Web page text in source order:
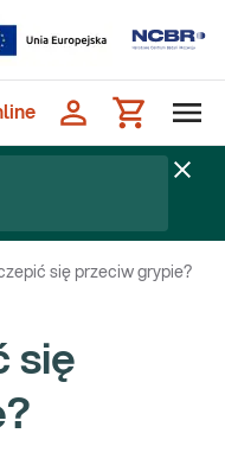
się przeciw grypie?
się